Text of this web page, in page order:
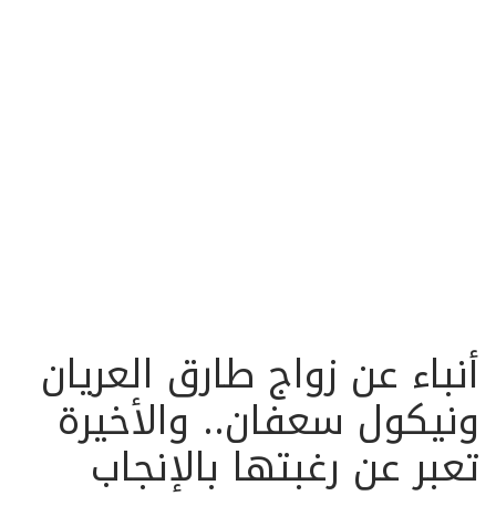
أنباء عن زواج طارق العريان
ونيكول سعفان.. والأخيرة
تعبر عن رغبتها بالإنجاب